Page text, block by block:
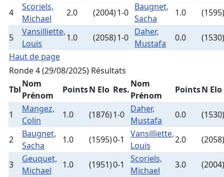
4
Scoriels,
Michael
2.0 (2004)1-0
Baugnet,
Sacha
1.0 (1595)
5
Vansilliette,
Louis
1.0 (2058)1-0
Daher,
Mustafa
0.0
(1530)
Haut de page
Ronde 4 (29/08/2025) Résultats
Tbl
Nom
Prénom
PointsN Elo Res.
Nom
Prénom
PointsN Elo
1
Mangez,
Colin
1.0 (1876)1-0
Daher,
Mustafa
0.0 (1530)
2
Baugnet,
Sacha
1.0 (1595)0-1
Vansilliette,
Louis
2.0 (2058)
3
Geuquet,
Michael
1.0 (1951)0-1
Scoriels,
Michael
3.0 (2004)